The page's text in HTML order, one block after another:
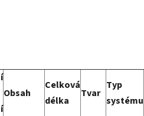
Obsah
Celková
délka
Tvar
Typ
systému